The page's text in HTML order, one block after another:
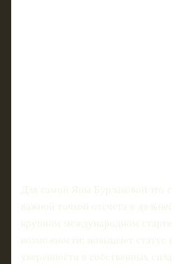
Для самой Яны Бурлаковой это
важной точкой отсчёта в
крупном международном
возможности: повышает статус
уверенности в собственных